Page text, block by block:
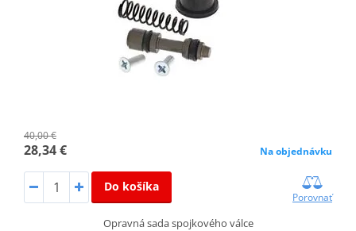
40,00 €
28,34 € Na objednávku
Do košíka
Porovnať
Opravná sada spojkového válce